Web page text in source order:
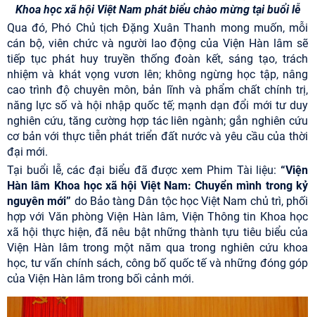
Khoa học xã hội Việt Nam phát biểu chào mừng tại buổi lễ
Qua đó, Phó Chủ tịch Đặng Xuân Thanh mong muốn, mỗi
cán bộ, viên chức và người lao động của Viện Hàn lâm sẽ
tiếp tục phát huy truyền thống đoàn kết, sáng tạo, trách
nhiệm và khát vọng vươn lên; không ngừng học tập, nâng
cao trình độ chuyên môn, bản lĩnh và phẩm chất chính trị,
năng lực số và hội nhập quốc tế; mạnh dạn đổi mới tư duy
nghiên cứu, tăng cường hợp tác liên ngành; gắn nghiên cứu
cơ bản với thực tiễn phát triển đất nước và yêu cầu của thời
đại mới.
Tại buổi lễ, các đại biểu đã được xem Phim Tài liệu: “Viện
Hàn lâm Khoa học xã hội Việt Nam: Chuyển mình trong kỷ
nguyên mới” do Bảo tàng Dân tộc học Việt Nam chủ trì, phối
hợp với Văn phòng Viện Hàn lâm, Viện Thông tin Khoa học
xã hội thực hiện, đã nêu bật những thành tựu tiêu biểu của
Viện Hàn lâm trong một năm qua trong nghiên cứu khoa
học, tư vấn chính sách, công bố quốc tế và những đóng góp
của Viện Hàn lâm trong bối cảnh mới.